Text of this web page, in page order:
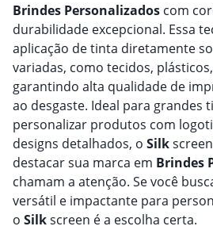
Brindes Personalizados com
durabilidade excepcional. Essa
aplicação de tinta diretamente
variadas, como tecidos,
garantindo alta qualidade de
ao desgaste. Ideal para grandes
personalizar produtos com
designs detalhados, o Silk
destacar sua marca em Brindes
chamam a atenção. Se você
versátil e impactante para
o Silkscreen é a escolha certa.